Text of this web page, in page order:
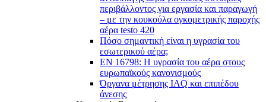
περιβάλλοντος για εργασία και παραγωγή
– με την κουκούλα ογκομετρικής παροχής
αέρα testo 420
Πόσο σημαντική είναι η υγρασία του
εσωτερικού αέρα;
EN 16798: Η υγρασία του αέρα στους
ευρωπαϊκούς κανονισμούς
Όργανα μέτρησης IAQ και επιπέδου
άνεσης